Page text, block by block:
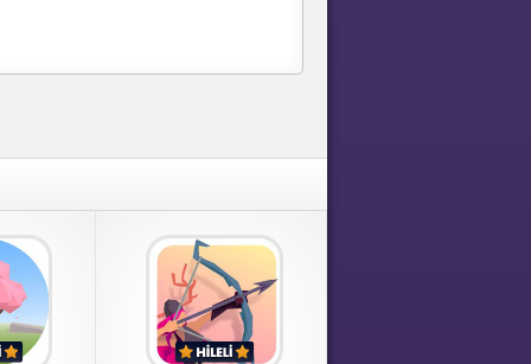
Our Last Journey
Our Last Journey 1.0.6 Para
Hileli Mod Apk indir
Journey
Apk